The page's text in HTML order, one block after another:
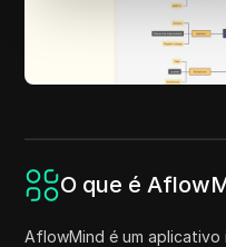
O que é
AflowMind é um